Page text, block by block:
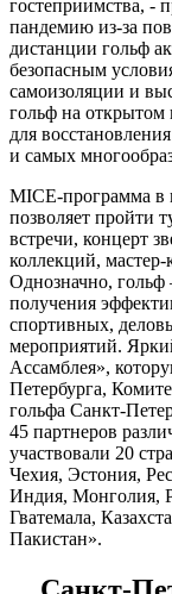
гостеприимства, -
пандемию из-за
дистанции гольф
безопасным
самоизоляции и
гольф на открытом
для
и самых
МICE-программа в
позволяет пройти
встречи, концерт
коллекций,
Однозначно,
получения
спортивных,
мероприятий.
Ассамблея»,
Петербурга,
гольфа Санкт-
45 партнеров
участвовали 20
Чехия, Эстония,
Индия, Монголия,
Гватемала,
Пакистан».